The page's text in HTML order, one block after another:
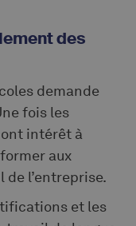
des
demande
fois les
intérêt à
aux
de l’entreprise.
et les